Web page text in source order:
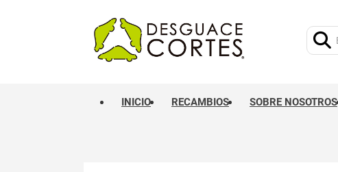
INICIO RECAMBIOS SOBRE NOSOTROS